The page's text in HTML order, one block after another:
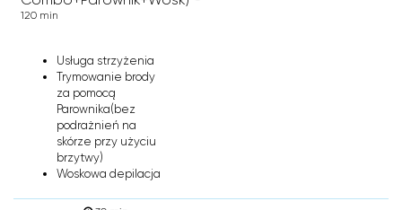
120 min
Usługa strzyżenia
Trymowanie brody
za pomocą
Parownika(bez
podrażnień na
skórze przy użyciu
brzytwy)
Woskowa depilacja